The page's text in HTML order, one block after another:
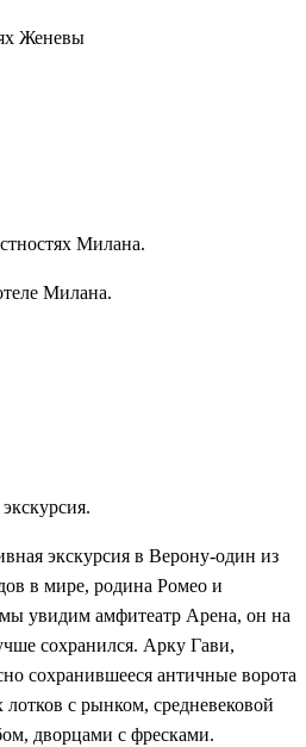
Женевы
Милана.
Милана.
экскурсия в Верону-один из
в мире, родина Ромео и
увидим амфитеатр Арена, он на
сохранился. Арку Гави,
сохранившееся античные ворота
с рынком, средневековой
дворцами с фресками.